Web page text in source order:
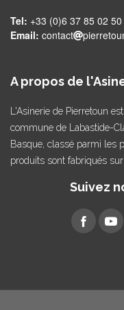
Tel: +33 (0)6 37 85 02 50
Email: contact
A propos de
L'Asinerie de Pierretoun
commune de Labastide-
Basque, classé parmi les
produits sont fabriqués
Suivez